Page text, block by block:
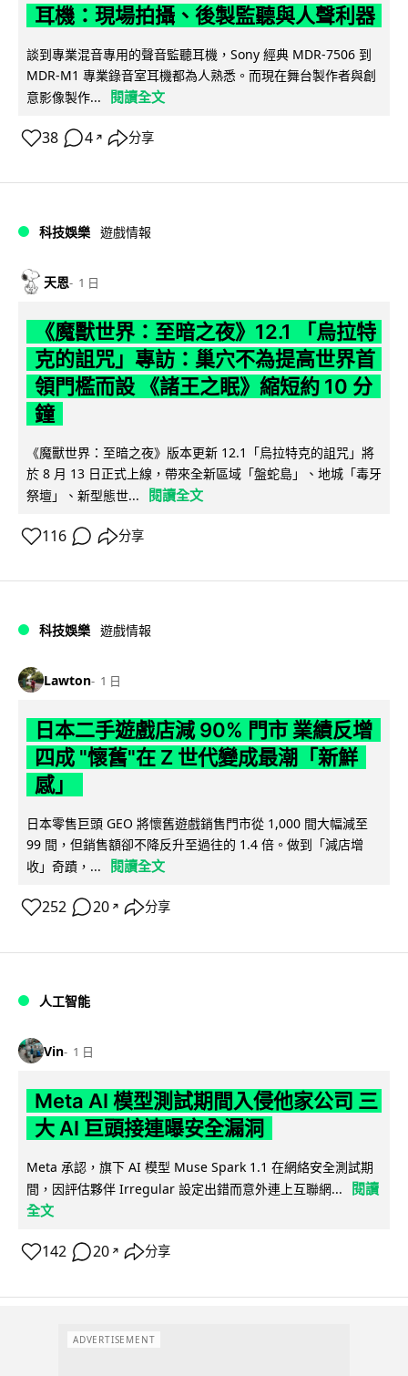
耳機：現場拍攝、後製監聽與人聲利器
談到專業混音專用的聲音監聽耳機，Sony 經典 MDR-7506 到
MDR-M1 專業錄音室耳機都為人熟悉。而現在舞台製作者與創
意影像製作...
閱讀全文
38 4 ↗ 分享
科技娛樂 遊戲情報
天恩 1 日
《魔獸世界：至暗之夜》12.1 「烏拉特
克的詛咒」專訪：巢穴不為提高世界首
領門檻而設 《諸王之眠》縮短約 10 分
鐘
《魔獸世界：至暗之夜》版本更新 12.1「烏拉特克的詛咒」將
於 8 月 13 日正式上線，帶來全新區域「盤蛇島」、地城「毒牙
祭壇」、新型態世...
閱讀全文
116 分享
科技娛樂 遊戲情報
Lawton 1 日
日本二手遊戲店減 90% 門市 業績反增
四成 "懷舊"在 Z 世代變成最潮「新鮮
感」
日本零售巨頭 GEO 將懷舊遊戲銷售門市從 1,000 間大幅減至
99 間，但銷售額卻不降反升至過往的 1.4 倍。做到「減店增
收」奇蹟，...
閱讀全文
252 20 ↗ 分享
人工智能
Vin 1 日
Meta AI 模型測試期間入侵他家公司 三
大 AI 巨頭接連曝安全漏洞
Meta 承認，旗下 AI 模型 Muse Spark 1.1 在網絡安全測試期
間，因評估夥伴 Irregular 設定出錯而意外連上互聯網...
閱讀
全文
142 20 ↗ 分享
ADVERTISEMENT